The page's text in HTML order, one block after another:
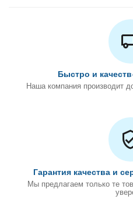
Быстро и
Наша компания производит
Гарантия качества и
Мы предлагаем только те